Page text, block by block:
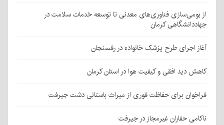
از بومی‌سازی فناوری‌های معدنی تا توسعه خدمات سلامت در
جهاددانشگاهی کرمان
آغاز اجرای طرح پزشک خانواده در رفسنجان
کاهش دید افقی و کیفیت هوا در استان کرمان
فراخوان برای حفاظت فوری از میراث باستانی دشت جیرفت
ناکامی حفاران غیرمجاز در جیرفت